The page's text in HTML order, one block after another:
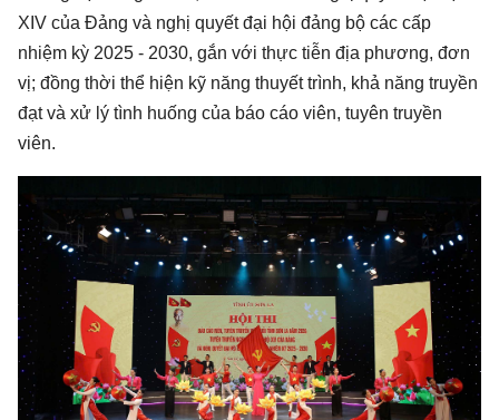
XIV của Đảng và nghị quyết đại hội đảng bộ các cấp
nhiệm kỳ 2025 - 2030, gắn với thực tiễn địa phương, đơn
vị; đồng thời thể hiện kỹ năng thuyết trình, khả năng truyền
đạt và xử lý tình huống của báo cáo viên, tuyên truyền
viên.